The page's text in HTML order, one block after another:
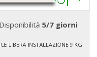
Disponibilità 5/7 giorni
LIBERA INSTALLAZIONE 9 KG